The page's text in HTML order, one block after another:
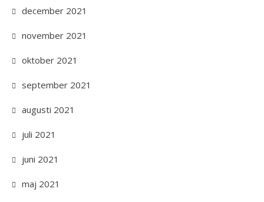
december 2021
november 2021
oktober 2021
september 2021
augusti 2021
juli 2021
juni 2021
maj 2021